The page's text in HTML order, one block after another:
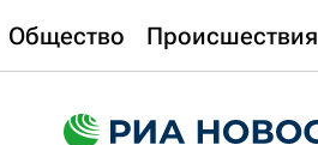
Общество Происшествия